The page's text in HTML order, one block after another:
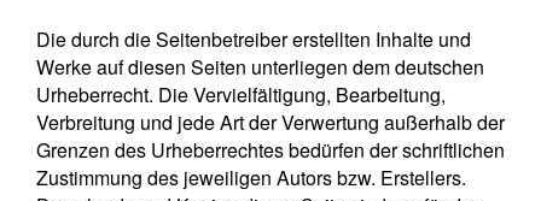
Die durch die Seitenbetreiber erstellten Inhalte und
Werke auf diesen Seiten unterliegen dem deutschen
Urheberrecht. Die Vervielfältigung, Bearbeitung,
Verbreitung und jede Art der Verwertung außerhalb der
Grenzen des Urheberrechtes bedürfen der schriftlichen
Zustimmung des jeweiligen Autors bzw. Erstellers.